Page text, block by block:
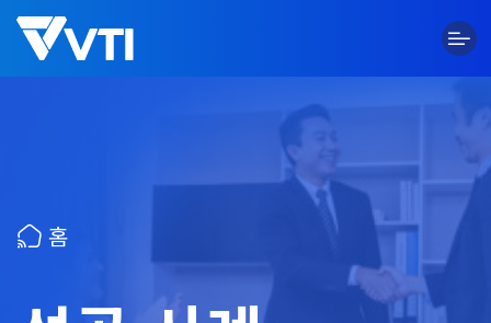
Skip
to
content
홈